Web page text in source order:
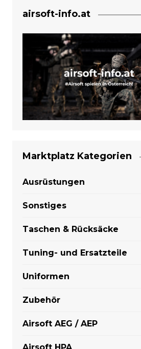
airsoft-info.at
Marktplatz Kategorien
Ausrüstungen
Sonstiges
Taschen & Rücksäcke
Tuning- und Ersatzteile
Uniformen
Zubehör
Airsoft AEG / AEP